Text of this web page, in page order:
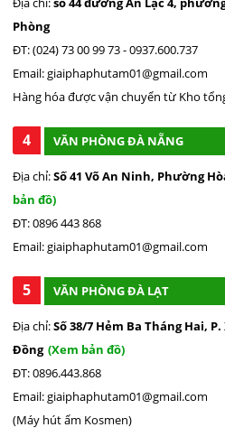
Phòng
ĐT: (024) 73 00 99 73 - 0937.600.737
Email: giaiphaphutam01@gmail.com
Hàng hóa được vận chuyển từ Kho
4 VĂN PHÒNG ĐÀ NẴNG
Địa chỉ:Số 41 Võ An Ninh, Phường
bản đồ)
ĐT: 0896 443 868
Email: giaiphaphutam01@gmail.com
5 VĂN PHÒNG ĐÀ LẠT
Địa chỉ:Số 38/7 Hẻm Ba Tháng Hai,
Đồng (Xem bản đồ)
ĐT: 0896.443.868
Email: giaiphaphutam01@gmail.com
(Máy hút ẩm Kosmen)